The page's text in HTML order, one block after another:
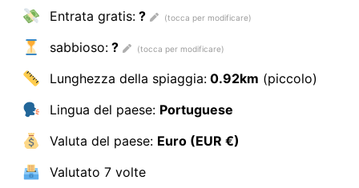
Entrata gratis:?
sabbioso:?
Lunghezza della spiaggia:0.92km (piccolo)
Lingua del paese: Portuguese
Valuta del paese: Euro (EUR €)
Valutato 7 volte